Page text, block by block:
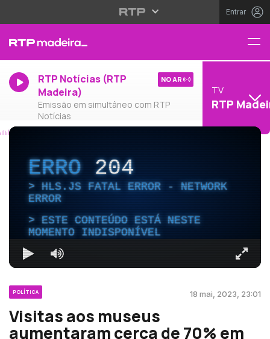
Entrar
RTP Notícias (RTP
Madeira)
Emissão em simultâneo com RTP
Notícias
NO AR
TV
RTP
ERRO204
HLS.JS FATAL ERROR - NETWORK
ERROR
ESTE CONTEÚDO ESTÁ NESTE
MOMENTO INDISPONÍVEL
POLÍTICA 18 mai, 2023, 23:01
Visitas aos museus
aumentaram cerca de 70% em